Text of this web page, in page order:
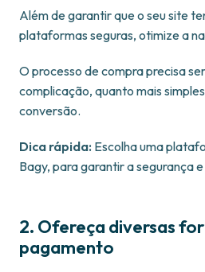
Além de garantir que o seu site
plataformas seguras, otimize a
O processo de compra precisa
complicação, quanto mais
conversão.
Dica rápida: Escolha uma
Bagy, para garantir a segurança
2. Ofereça diversas
pagamento